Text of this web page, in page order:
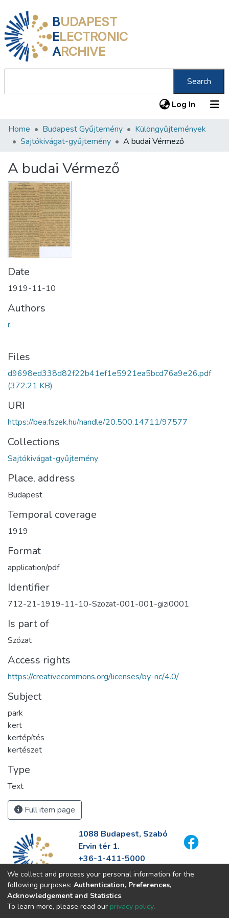
BUDAPEST
ELECTRONIC
ARCHIVE
Search
Log In (current)
Communities & Collections
Statistics
About us
Home Budapest Gyűjtemény
Különgyűjtemények
Sajtókivágat-gyűjtemény
A budai Vérmező
A budai Vérmező
Date
1919-11-10
Authors
r.
Files
d9698ed338d82f22b41ef1e5921ea5bcd76a9e26.pdf
(372.21 KB)
URI
https://bea.fszek.hu/handle/20.500.14711/97577
Collections
Sajtókivágat-gyűjtemény
Place, address
Budapest
Temporal coverage
1919
Format
application/pdf
Identifier
712-21-1919-11-10-Szozat-001-001-gizi0001
Is part of
Szózat
Access rights
https://creativecommons.org/licenses/by-nc/4.0/
Subject
park
kert
kertépítés
kertészet
Type
Text
Full item page
1088 Budapest, Szabó
Ervin tér 1.
+36-1-411-5000
info@fszek.hu
https://fszek.hu
We collect and process your personal information for the
following purposes: Authentication, Preferences,
Acknowledgement and Statistics.
To learn more, please read our privacy policy.